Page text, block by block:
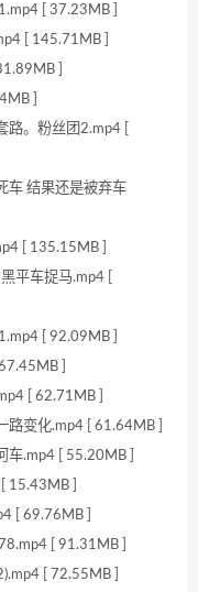
[ 37.23MB ]
[ 145.71MB ]
]
]
路。粉丝团2.mp4 [
车 结果还是被弃车
[ 135.15MB ]
平车捉马.mp4 [
[ 92.09MB ]
]
[ 62.71MB ]
路变化.mp4 [ 61.64MB ]
车.mp4 [ 55.20MB ]
15.43MB ]
[ 69.76MB ]
[ 91.31MB ]
[ 72.55MB ]